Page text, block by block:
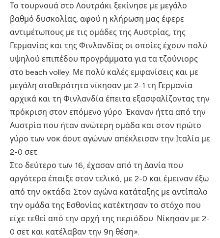
Το τουρνουά στο Λουτράκι ξεκίνησε με μεγάλο
βαθμό δυσκολίας, αφού η κλήρωση μας έφερε
αντιμέτωπους με τις ομάδες της Αυστρίας, της
Γερμανίας και της Φινλανδίας οι οποίες έχουν πολύ
υψηλού επιπέδου προγράμματα για τα τζούνιορς
στο beach volley. Με πολύ καλές εμφανίσεις και με
μεγάλη σταθερότητα νίκησαν με 2-1 τη Γερμανία
αρχικά και τη Φινλανδία έπειτα εξασφαλίζοντας την
πρόκριση στον επόμενο γύρο. Έκαναν ήττα από την
Αυστρία που ήταν ανώτερη ομάδα και στον πρώτο
γύρο των νοκ άουτ αγώνων απέκλεισαν την Ιταλία με
2-0 σετ.
Στο δεύτερο των 16, έχασαν από τη Δανία που
αργότερα έπαιξε στον τελικό, με 2-0 και έμειναν έξω
από την οκτάδα. Στον αγώνα κατάταξης με αντίπαλο
την ομάδα της Εσθονίας κατέκτησαν το στόχο που
είχε τεθεί από την αρχή της περιόδου. Νίκησαν με 2-
0 σετ και κατέλαβαν την 9η θέση».